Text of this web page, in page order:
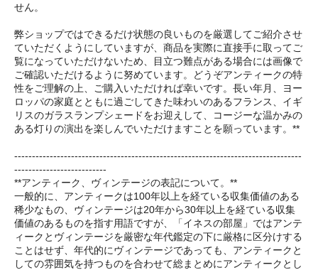
せん。
弊ショップではできるだけ状態の良いものを厳選してご紹介させ
ていただくようにしていますが、商品を実際に直接手に取ってご
覧になっていただけないため、目立つ難点がある場合には画像で
ご確認いただけるように努めています。どうぞアンティークの特
性をご理解の上、ご購入いただければ幸いです。長い年月、ヨー
ロッパの家庭とともに過ごしてきた味わいのあるフランス、イギ
リスのガラスランプシェードをお迎えして、コージーな温かみの
ある灯りの演出を楽しんでいただけますことを願っています。**
---------------------------------------------------------------------------------
--------------------------
**アンティーク、ヴィンテージの表記について。**
一般的に、アンティークは100年以上を経ている収集価値のある
稀少なもの、ヴィンテージは20年から30年以上を経ている収集
価値のあるものを指す用語ですが、「イネスの部屋」ではアンテ
ィークとヴィンテージを厳密な年代鑑定の下に厳格に区分けする
ことはせず、年代的にヴィンテージであっても、アンティークと
しての雰囲気を持つものを合わせて総まとめにアンティークとし